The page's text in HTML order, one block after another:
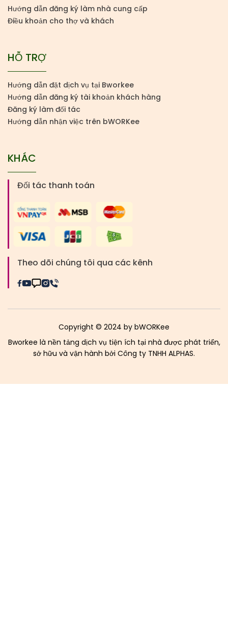
Hướng dẫn đăng ký làm nhà cung cấp
Điều khoản cho thợ và khách
HỖ TRỢ
Hướng dẫn đặt dịch vụ tại Bworkee
Hướng dẫn đăng ký tài khoản khách hàng
Đăng ký làm đối tác
Hướng dẫn nhận việc trên bWORKee
KHÁC
Đối tác thanh toán
Theo dõi chúng tôi qua các kênh
Copyright © 2024 by bWORKee
Bworkee là nền tảng dịch vụ tiện ích tại nhà được phát triển,
sở hữu và vận hành bởi Công ty TNHH ALPHAS.